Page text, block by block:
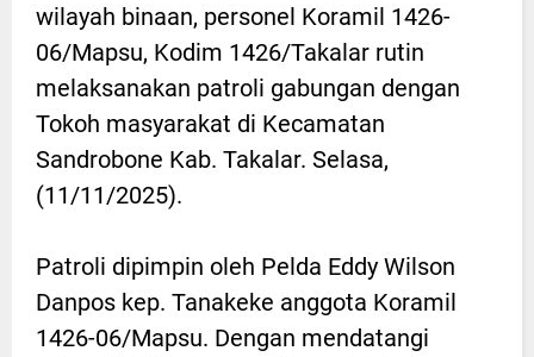
wilayah binaan, personel Koramil 1426-
06/Mapsu, Kodim 1426/Takalar rutin
melaksanakan patroli gabungan dengan
Tokoh masyarakat di Kecamatan
Sandrobone Kab. Takalar. Selasa,
(11/11/2025).
Patroli dipimpin oleh Pelda Eddy Wilson
Danpos kep. Tanakeke anggota Koramil
1426-06/Mapsu. Dengan mendatangi